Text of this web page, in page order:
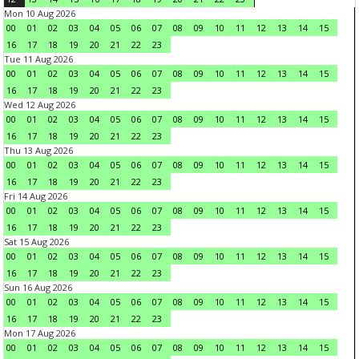
Mon 10 Aug 2026
00
01 02 03 04 05 06 07 08 09 10 11 12 13 14
15
16
17 18 19 20 21 22
23
Tue 11 Aug 2026
00
01 02 03 04 05 06 07 08 09 10 11 12 13 14
15
16
17 18 19 20 21 22
23
Wed 12 Aug 2026
00
01 02 03 04 05 06 07 08 09 10 11 12 13 14
15
16
17 18 19 20 21 22
23
Thu 13 Aug 2026
00
01 02 03 04 05 06 07 08 09 10 11 12 13 14
15
16
17 18 19 20 21 22
23
Fri 14 Aug 2026
00
01 02 03 04 05 06 07 08 09 10 11 12 13 14
15
16
17 18 19 20 21 22
23
Sat 15 Aug 2026
00
01 02 03 04 05 06 07 08 09 10 11 12 13 14
15
16
17 18 19 20 21 22
23
Sun 16 Aug 2026
00
01 02 03 04 05 06 07 08 09 10 11 12 13 14
15
16
17 18 19 20 21 22
23
Mon 17 Aug 2026
00
01 02 03 04 05 06 07 08 09 10 11 12 13 14
15